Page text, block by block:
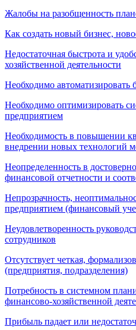
Жалобы на разобщенность
Как создать новый бизнес,
Недостаточная быстрота и
хозяйственной деятельности
Необходимо автоматизировать
Необходимо оптимизировать
предприятием
Необходимость в повышении
внедрении новых технологий
Неопределенность в
финансовой отчетности и
Непрозрачность,
предприятием (финансовый
Неудовлетворенность
сотрудников
Отсутствует четкая,
(предприятия, подразделения)
Потребность в системном
финансово-хозяйственной
Прибыль падает или